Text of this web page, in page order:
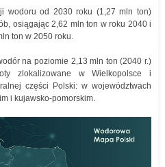
wodoru od 2030 roku (1,27 mln ton)
osiągając 2,62 mln ton w roku 2040 i
ton w 2050 roku.
na poziomie 2,13 mln ton (2040 r.)
zlokalizowane w Wielkopolsce i
części Polski: w województwach
i kujawsko-pomorskim.